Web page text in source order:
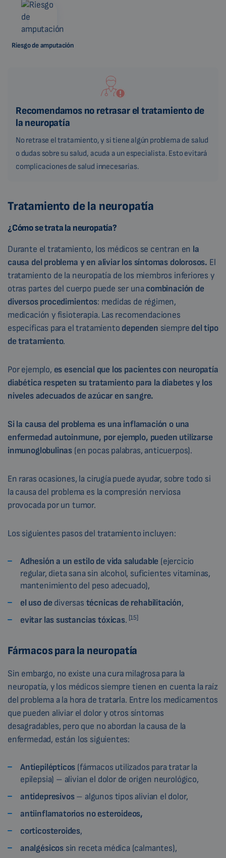
Riesgo de amputación
Recomendamos no retrasar el tratamiento de
la neuropatía
No retrase el tratamiento, y si tiene algún problema de salud
o dudas sobre su salud, acuda a un especialista. Esto evitará
complicaciones de salud innecesarias.
Tratamiento de la neuropatía
¿Cómo se trata la neuropatía?
Durante el tratamiento, los médicos se centran en la
causa del problema y en aliviar los síntomas dolorosos. El
tratamiento de la neuropatía de los miembros inferiores y
otras partes del cuerpo puede ser unacombinación de
diversos procedimientos: medidas de régimen,
medicación y fisioterapia. Las recomendaciones
específicas para el tratamiento dependen siempre del tipo
de tratamiento.
Por ejemplo, es esencial que los pacientes con neuropatía
diabética respeten su tratamiento para la diabetes y los
niveles adecuados de azúcar en sangre.
Si la causa del problema es una inflamación o una
enfermedad autoinmune, por ejemplo, pueden utilizarse
inmunoglobulinas (en pocas palabras, anticuerpos).
En raras ocasiones, la cirugía puede ayudar, sobre todo si
la causa del problema es la compresión nerviosa
provocada por un tumor.
Los siguientes pasos del tratamiento incluyen:
Adhesión a un estilo de vida saludable (ejercicio
regular, dieta sana sin alcohol, suficientes vitaminas,
mantenimiento del peso adecuado),
el uso dediversas técnicas de rehabilitación,
evitar las sustancias tóxicas. [15]
Fármacos para la neuropatía
Sin embargo, no existe una cura milagrosa para la
neuropatía, y los médicos siempre tienen en cuenta la raíz
del problema a la hora de tratarla. Entre los medicamentos
que pueden aliviar el dolor y otros síntomas
desagradables, pero que no abordan la causa de la
enfermedad, están los siguientes:
Antiepilépticos (fármacos utilizados para tratar la
epilepsia) – alivian el dolor de origen neurológico,
antidepresivos– algunos tipos alivian el dolor,
antiinflamatorios no esteroideos,
corticosteroides,
analgésicos sin receta médica (calmantes),